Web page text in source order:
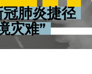
肺炎捷径
灾难”